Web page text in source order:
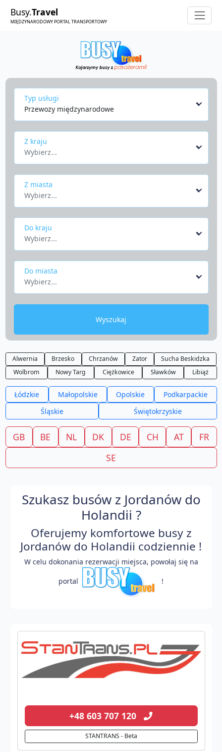
Busy.Travel
MIĘDZYNARODOWY PORTAL TRANSPORTOWY
Typ usługi
Przewozy międzynarodowe
Z kraju
Wybierz...
Z miasta
Wybierz...
Do kraju
Wybierz...
Do miasta
Wybierz...
Wyszukaj
Alwernia Brzesko Chrzanów Zator
Sucha Beskidzka
Wolbrom
Nowy Targ Ciężkowice Sławków Libiąż
Łódzkie Małopolskie Opolskie
Podkarpackie
Śląskie
Świętokrzyskie
GB BE NL DK DE CH AT
FR
SE
Szukasz busów z Jordanów do
Holandii ?
Oferujemy komfortowe busy z
Jordanów do Holandii codziennie !
W celu dokonania rezerwacji miejsca, powołaj się na
portal !
+48 603 707 120
STANTRANS - Beta